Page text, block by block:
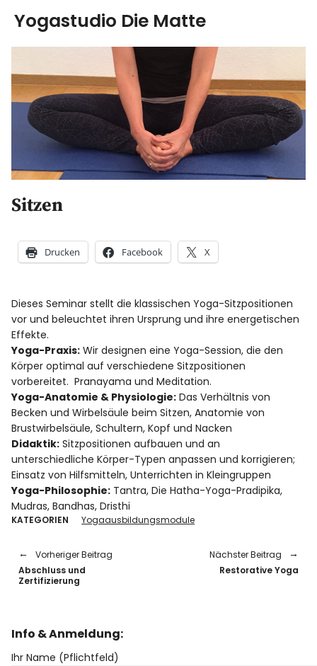
Yogastudio Die Matte
Ausbildung
Kurse & Workshops
über uns
Energiearbeit
AGB
Rezensionen
InstagramFacebookYouTube
Sitzen
Drucken Facebook X
Dieses Seminar stellt die klassischen Yoga-Sitzpositionen
vor und beleuchtet ihren Ursprung und ihre energetischen
Effekte.
Yoga-Praxis: Wir designen eine Yoga-Session, die den
Körper optimal auf verschiedene Sitzpositionen
vorbereitet. Pranayama und Meditation.
Yoga-Anatomie & Physiologie: Das Verhältnis von
Becken und Wirbelsäule beim Sitzen, Anatomie von
Brustwirbelsäule, Schultern, Kopf und Nacken
Didaktik: Sitzpositionen aufbauen und an
unterschiedliche Körper-Typen anpassen und korrigieren;
Einsatz von Hilfsmitteln, Unterrichten in Kleingruppen
Yoga-Philosophie: Tantra, Die Hatha-Yoga-Pradipika,
Mudras, Bandhas, Dristhi
KATEGORIEN Yogaausbildungsmodule
Vorheriger Beitrag
Abschluss und
Zertifizierung
Nächster Beitrag
Restorative Yoga
Info & Anmeldung:
Ihr Name (Pflichtfeld)